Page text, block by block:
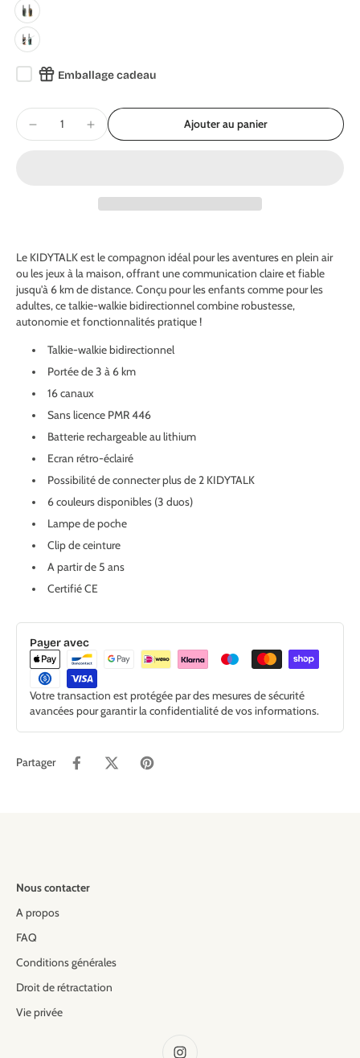
Emballage cadeau
Ajouter au panier
Le KIDYTALK est le compagnon idéal pour les aventures en plein air
ou les jeux à la maison, offrant une communication claire et fiable
jusqu'à 6 km de distance. Conçu pour les enfants comme pour les
adultes, ce talkie-walkie bidirectionnel combine robustesse,
autonomie et fonctionnalités pratique !
Talkie-walkie bidirectionnel
Portée de 3 à 6 km
16 canaux
Sans licence PMR 446
Batterie rechargeable au lithium
Ecran rétro-éclairé
Possibilité de connecter plus de 2 KIDYTALK
6 couleurs disponibles (3 duos)
Lampe de poche
Clip de ceinture
A partir de 5 ans
Certifié CE
Payer avec
Votre transaction est protégée par des mesures de sécurité
avancées pour garantir la confidentialité de vos informations.
Partager
Nous contacter
A propos
FAQ
Conditions générales
Droit de rétractation
Vie privée